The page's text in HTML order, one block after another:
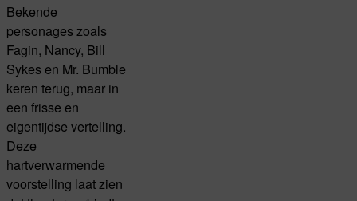
Bekende
personages zoals
Fagin, Nancy, Bill
Sykes en Mr. Bumble
keren terug, maar in
een frisse en
eigentijdse vertelling.
Deze
hartverwarmende
voorstelling laat zien